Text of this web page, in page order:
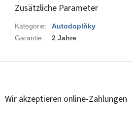
Zusätzliche Parameter
Kategorie:
Autodoplňky
Garantie: 2 Jahre
F
Wir akzeptieren online-Zahlungen